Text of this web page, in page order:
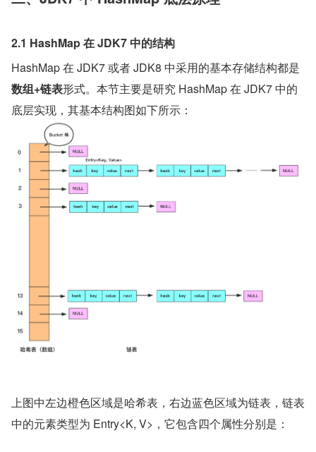
2.1 HashMap 在 JDK7 中的结构
HashMap 在 JDK7 或者 JDK8 中采用的基本存储结构都是
数组+链表形式。本节主要是研究 HashMap 在 JDK7 中的
底层实现，其基本结构图如下所示：
上图中左边橙色区域是哈希表，右边蓝色区域为链表，链表
中的元素类型为 Entry<K, V>，它包含四个属性分别是：